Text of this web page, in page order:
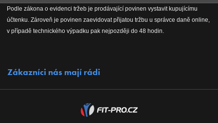
Reklamační řád
Koho podporujeme
Získejte přehled o novinkách, slevách, akčním zboží a upozornění
na nové články v magazínu!
Podle zákona o evidenci tržeb je prodávající povinen vystavit kupujícímu
účtenku. Zároveň je povinen zaevidovat přijatou tržbu u správce daně online,
v případě technického výpadku pak nejpozději do 48 hodin.
Zákazníci nás mají rádi